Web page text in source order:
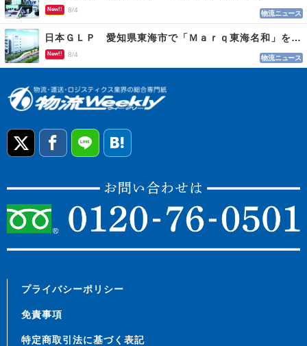
New!! 8/4 物流ニュース
日本ＧＬＰ 愛知県東海市で「Ｍａｒｑ東海名和」を開発
New!! 8/4 物流ニュース
プライバシーポリシー
免責事項
特定商取引法に基づく表記